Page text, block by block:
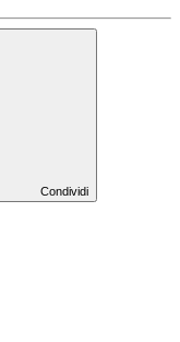
Condividi